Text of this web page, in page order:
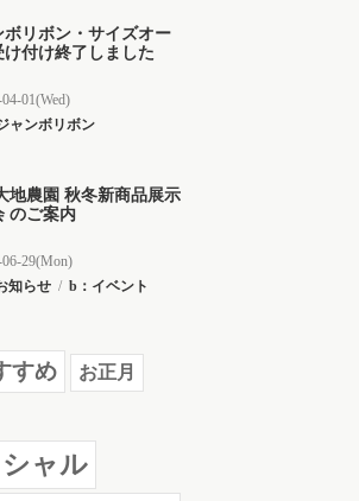
ボリボン・サイズオー
け付け終了しました
01(Wed)
ャンボリボン
地農園 秋冬新商品展示
のご案内
06-29(Mon)
知らせ / b：イベント
すめ お正月
ャル